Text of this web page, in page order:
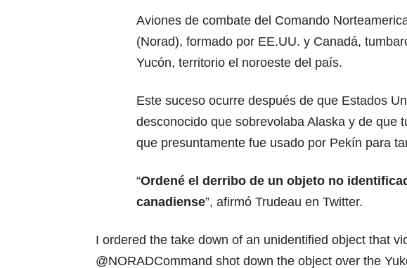
Aviones de combate del Comando
(Norad), formado por EE.UU. y Canadá,
Yucón, territorio el noroeste del país.
Este suceso ocurre después de que Estados
desconocido que sobrevolaba Alaska y de que
que presuntamente fue usado por Pekín para
“Ordené el derribo de un objeto no
canadiense”, afirmó Trudeau en Twitter.
I ordered the take down of an unidentified object that
@NORADCommand shot down the object over the